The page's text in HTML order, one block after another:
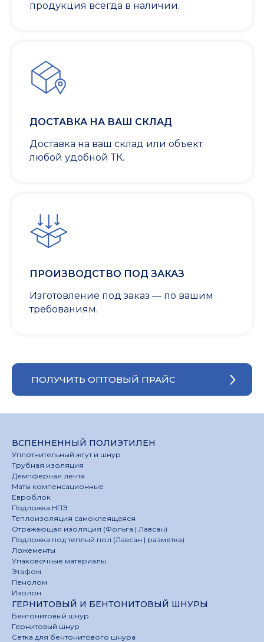
продукция всегда в наличии.
ДОСТАВКА НА ВАШ СКЛАД
Доставка на ваш склад или объект
любой удобной ТК.
ПРОИЗВОДСТВО ПОД ЗАКАЗ
Изготовление под заказ — по вашим
требованиям.
ПОЛУЧИТЬ ОПТОВЫЙ ПРАЙС
ВСПЕННЕННЫЙ ПОЛИЭТИЛЕН
Уплотнительный жгут и шнур
Трубная изоляция
Демпферная лента
Маты компенсационные
Евроблок
Подложка НПЭ
Теплоизоляция самоклеящаяся
Отражающая изоляция (Фольга | Лавсан)
Подложка под теплый пол (Лавсан | разметка)
Ложементы
Упаковочные материалы
Этафом
Пенолом
Изолон
ГЕРНИТОВЫЙ И БЕНТОНИТОВЫЙ ШНУРЫ
Бентонитовый шнур
Гернитовый шнур
Сетка для бентонитового шнура